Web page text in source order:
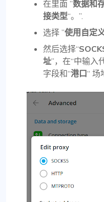
在里面 ”数据和
接类型“。”.
选择 ”使用自定
然后选择“
址”，在“中输入
字段和“港口“ 场